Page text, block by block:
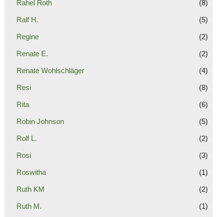
Rahel Roth (8)
Ralf H. (5)
Regine (2)
Renate E. (2)
Renate Wohlschläger (4)
Resi (8)
Rita (6)
Robin Johnson (5)
Rolf L. (2)
Rosi (3)
Roswitha (1)
Ruth KM (2)
Ruth M. (1)